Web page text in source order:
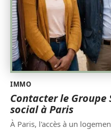
IMMO
Contacter le
social à Paris
À Paris, l'accès à un